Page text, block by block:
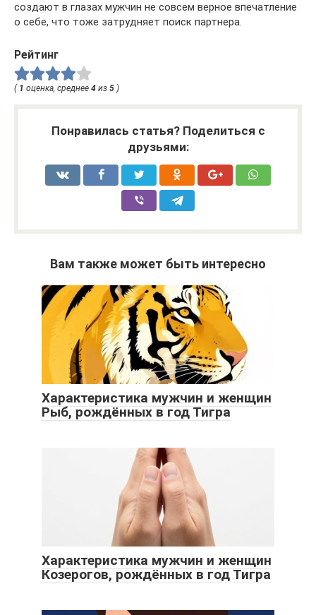
создают в глазах мужчин не совсем верное впечатление
о себе, что тоже затрудняет поиск партнера.
Рейтинг
( 1 оценка, среднее 4 из 5 )
Понравилась статья? Поделиться с
друзьями:
Вам также может быть интересно
Характеристика мужчин и женщин
Рыб, рождённых в год Тигра
Характеристика мужчин и женщин
Козерогов, рождённых в год Тигра